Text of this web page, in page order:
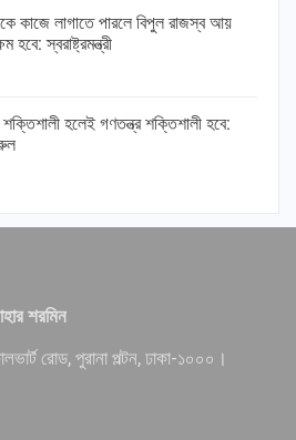
কাজে লাগাতে পারলে বিপুল রাজস্ব আয়
হবে: স্বরাষ্ট্রমন্ত্রী
হলেই গণতন্ত্র শক্তিশালী হবে:
শরমিন
রোড, পুরানা পল্টন, ঢাকা-১০০০।